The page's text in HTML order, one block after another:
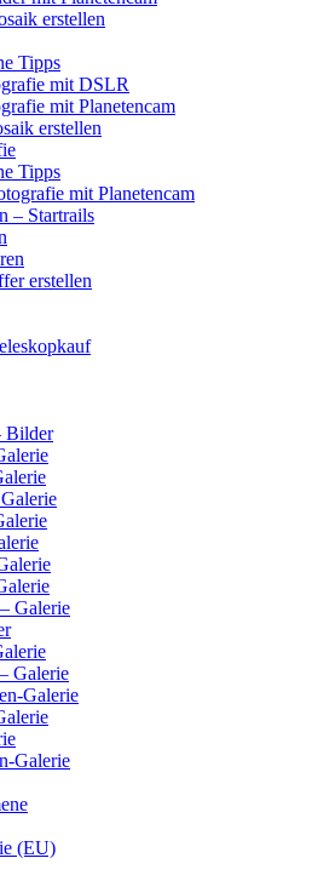
erstellen
Tipps
mit DSLR
mit Planetencam
erstellen
Tipps
mit Planetencam
– Startrails
erstellen
Bilder
Galerie
Galerie
Galerie
Galerie
(EU)